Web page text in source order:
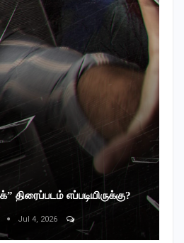
திரைப்படம் எப்படியிருக்கு?
Jul 4, 2026